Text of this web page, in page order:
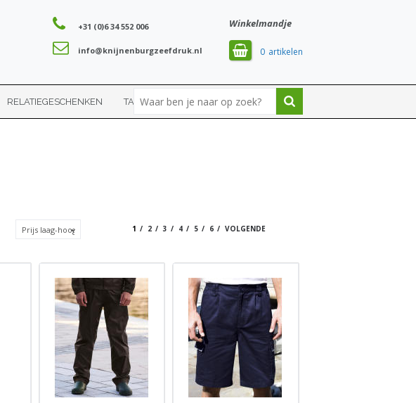
Winkelmandje
0
+31 (0)6 34 552 006
info@knijnenburgzeefdruk.nl
RELATIEGESCHENKEN TASSEN SPORT
1 2 3 4 5 6 VOLGENDE